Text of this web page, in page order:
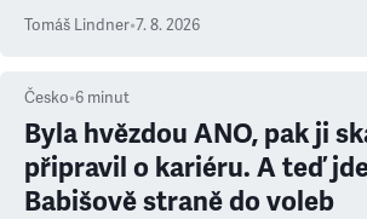
prioritu
Tomáš Lindner•7. 8. 2026
Česko•6 minut
Byla hvězdou ANO, pak ji
připravil o kariéru. A teď
Babišově straně do voleb